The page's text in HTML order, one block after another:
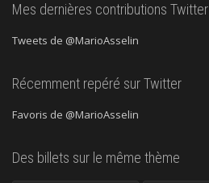
Mes dernières contributions Twitter
Tweets de @MarioAsselin
Récemment repéré sur Twitter
Favoris de @MarioAsselin
Des billets sur le même thème